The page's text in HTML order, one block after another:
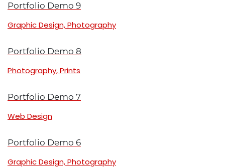
Portfolio Demo 9
Graphic Design, Photography
Portfolio Demo 8
Photography, Prints
Portfolio Demo 7
Web Design
Portfolio Demo 6
Graphic Design, Photography